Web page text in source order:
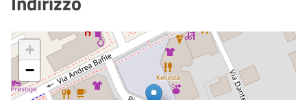
+
−